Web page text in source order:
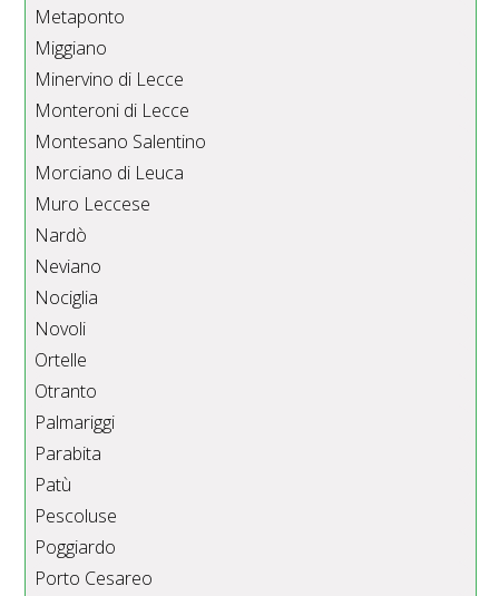
Metaponto
Miggiano
Minervino di Lecce
Monteroni di Lecce
Montesano Salentino
Morciano di Leuca
Muro Leccese
Nardò
Neviano
Nociglia
Novoli
Ortelle
Otranto
Palmariggi
Parabita
Patù
Pescoluse
Poggiardo
Porto Cesareo